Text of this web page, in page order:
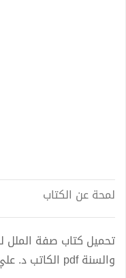
لمحة عن الكتاب
تحميل كتاب صفة الملل
والسنة pdf الكاتب د. علي بن محمد المطري